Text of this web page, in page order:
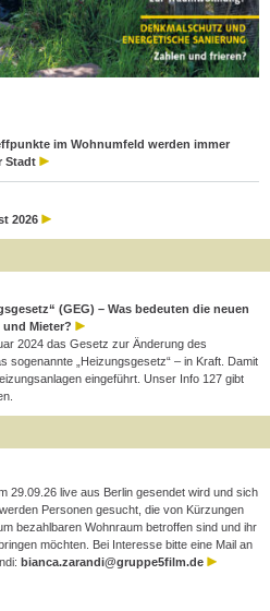
im Wohnumfeld werden immer
Stadt
2026
(GEG) – Was bedeuten die neuen
und Mieter?
2024 das Gesetz zur Änderung des
sogenannte „Heizungsgesetz“ – in Kraft. Damit
eingeführt. Unser Info 127 gibt
29.09.26 live aus Berlin gesendet wird und sich
Personen gesucht, die von Kürzungen
bezahlbaren Wohnraum betroffen sind und ihr
möchten. Bei Interesse bitte eine Mail an
bianca.zarandi@gruppe5film.de